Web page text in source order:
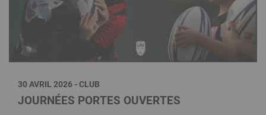
30 AVRIL 2026 - CLUB
JOURNÉES PORTES OUVERTES